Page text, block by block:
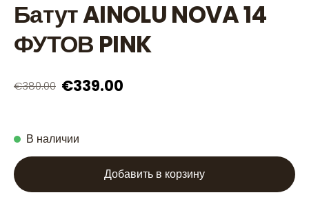
Батут AINOLU NOVA 14
ФУТОВ PINK
€380.00 €339.00
В наличии
Добавить в корзину